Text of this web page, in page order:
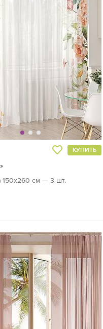
КУПИТЬ
150х260 см — 3 шт.